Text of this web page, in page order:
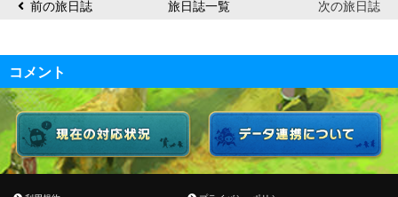
前の旅日誌 旅日誌一覧 次の旅日誌
コメント